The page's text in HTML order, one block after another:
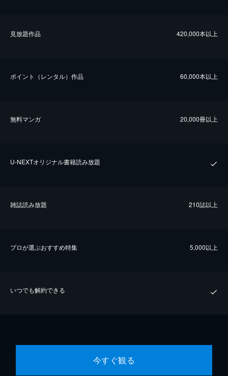
⾒放題作品 420,000本以上
ポイント（レンタル）作品 60,000本以上
無料マンガ 20,000冊以上
U-NEXTオリジナル書籍読み放題
雑誌読み放題 210誌以上
プロが選ぶおすすめ特集 5,000以上
いつでも解約できる
今すぐ観る